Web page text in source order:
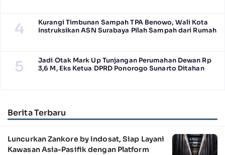
4
Kurangi Timbunan Sampah TPA Benowo, Wali Kota
Instruksikan ASN Surabaya Pilah Sampah dari Rumah
5
Jadi Otak Mark Up Tunjangan Perumahan Dewan Rp
3,6 M, Eks Ketua DPRD Ponorogo Sunarto Ditahan
Berita Terbaru
Luncurkan Zankore by Indosat, Siap Layani
Kawasan Asia-Pasifik dengan Platform